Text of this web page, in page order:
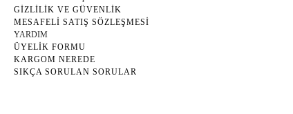
GİZLİLİK VE GÜVENLİK
MESAFELİ SATIŞ SÖZLEŞMESİ
YARDIM
ÜYELİK FORMU
KARGOM NEREDE
SIKÇA SORULAN SORULAR